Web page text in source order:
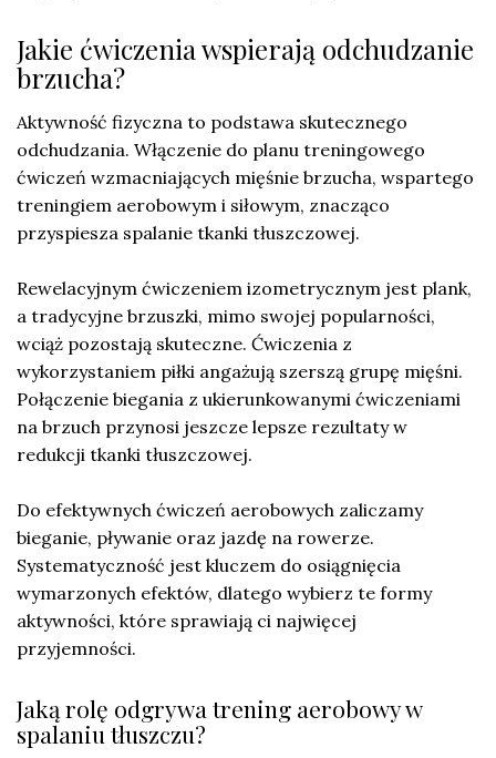
Jakie ćwiczenia wspierają odchudzanie
brzucha?
Aktywność fizyczna to podstawa skutecznego
odchudzania. Włączenie do planu treningowego
ćwiczeń wzmacniających mięśnie brzucha, wspartego
treningiem aerobowym i siłowym, znacząco
przyspiesza spalanie tkanki tłuszczowej.
Rewelacyjnym ćwiczeniem izometrycznym jest plank,
a tradycyjne brzuszki, mimo swojej popularności,
wciąż pozostają skuteczne. Ćwiczenia z
wykorzystaniem piłki angażują szerszą grupę mięśni.
Połączenie biegania z ukierunkowanymi ćwiczeniami
na brzuch przynosi jeszcze lepsze rezultaty w
redukcji tkanki tłuszczowej.
Do efektywnych ćwiczeń aerobowych zaliczamy
bieganie, pływanie oraz jazdę na rowerze.
Systematyczność jest kluczem do osiągnięcia
wymarzonych efektów, dlatego wybierz te formy
aktywności, które sprawiają ci najwięcej
przyjemności.
Jaką rolę odgrywa trening aerobowy w
spalaniu tłuszczu?